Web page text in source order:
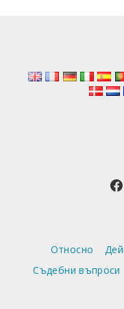
Относно
Съдебни въпроси